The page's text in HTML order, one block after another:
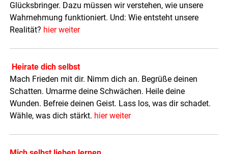
Glücksbringer. Dazu müssen wir verstehen, wie unsere
Wahrnehmung funktioniert. Und: Wie entsteht unsere
Realität? hier weiter
Heirate dich selbst
Mach Frieden mit dir. Nimm dich an. Begrüße deinen
Schatten. Umarme deine Schwächen. Heile deine
Wunden. Befreie deinen Geist. Lass los, was dir schadet.
Wähle, was dich stärkt. hier weiter